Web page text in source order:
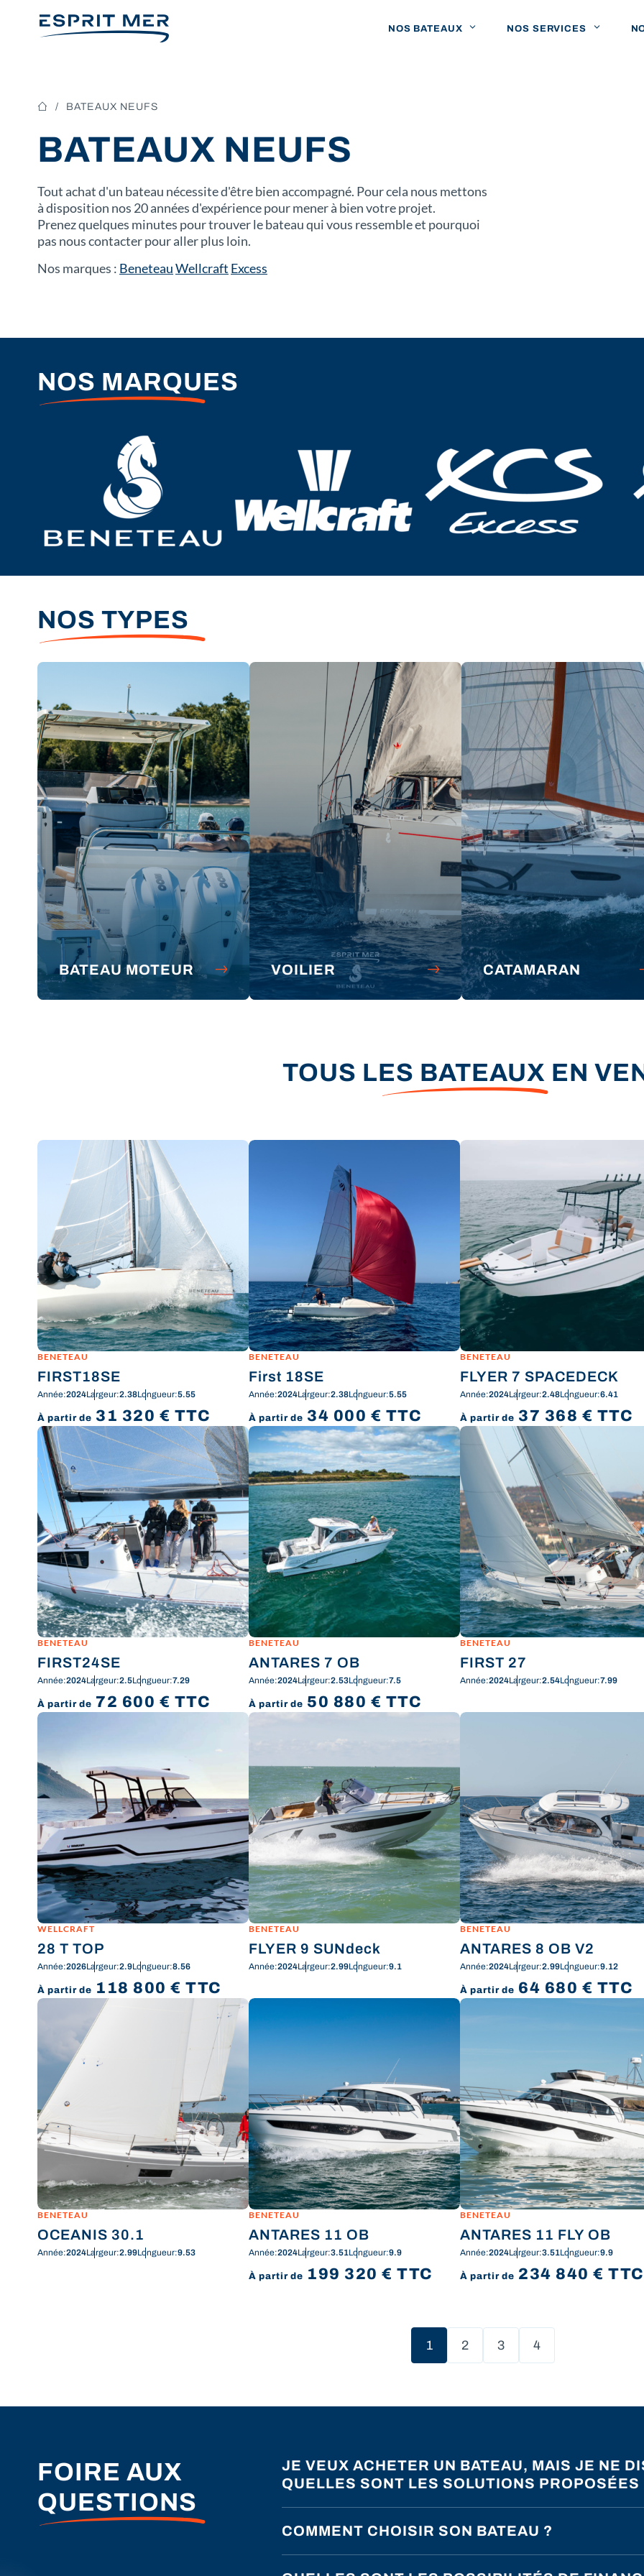
NOS BATEAUX NOS SERVICES
BATEAUX NEUFS
BATEAUX NEUFS
Tout achat d'un bateau nécessite d'être bien accompagné. Pour cela nous mettons
à disposition nos 20 années d'expérience pour mener à bien votre projet.
Prenez quelques minutes pour trouver le bateau qui vous ressemble et pourquoi
pas nous contacter pour aller plus loin.
Nos marques : BeneteauWellcraft Excess
NOS MARQUES
NOS TYPES
BATEAU MOTEUR VOILIER CATAMARAN
TOUS LES BATEAUX EN
BENETEAU
FIRST18SE
Année:2024Largeur:2.38Longueur:5.55
À partir de 31 320 € TTC
BENETEAU
First 18SE
Année:2024Largeur:2.38Longueur:5.55
À partir de 34 000 € TTC
BENETEAU
FLYER 7 SPACEDECK
Année:2024Largeur:2.48Longueur:6.41
À partir de 37 368 € TTC
BENETEAU
FIRST24SE
Année:2024Largeur:2.5Longueur:7.29
À partir de 72 600 € TTC
BENETEAU
ANTARES 7 OB
Année:2024Largeur:2.53Longueur:7.5
À partir de 50 880 € TTC
BENETEAU
FIRST 27
Année:2024Largeur:2.54Longueur:7.99
WELLCRAFT
28 T TOP
Année:2026Largeur:2.9Longueur:8.56
À partir de 118 800 € TTC
BENETEAU
FLYER 9 SUNdeck
Année:2024Largeur:2.99Longueur:9.1
BENETEAU
ANTARES 8 OB V2
Année:2024Largeur:2.99Longueur:9.12
À partir de 64 680 € TTC
BENETEAU
OCEANIS 30.1
Année:2024Largeur:2.99Longueur:9.53
BENETEAU
ANTARES 11 OB
Année:2024Largeur:3.51Longueur:9.9
À partir de 199 320 € TTC
BENETEAU
ANTARES 11 FLY OB
Année:2024Largeur:3.51Longueur:9.9
À partir de 234 840 € TTC
1
(current)
2 3 4
FOIRE AUX
QUESTIONS
JE VEUX ACHETER UN BATEAU, MAIS JE NE
QUELLES SONT LES SOLUTIONS PROPOSÉES
COMMENT CHOISIR SON BATEAU ?